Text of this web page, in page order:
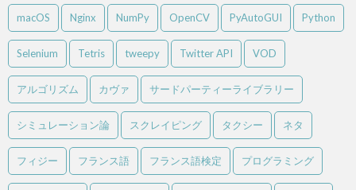
macOS Nginx NumPy OpenCV PyAutoGUI Python
Selenium Tetris tweepy Twitter API VOD
アルゴリズム カヴァ サードパーティーライブラリー
シミュレーション論 スクレイピング タクシー ネタ
フィジー フランス語 フランス語検定 プログラミング